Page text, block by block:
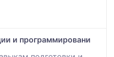
и программировани